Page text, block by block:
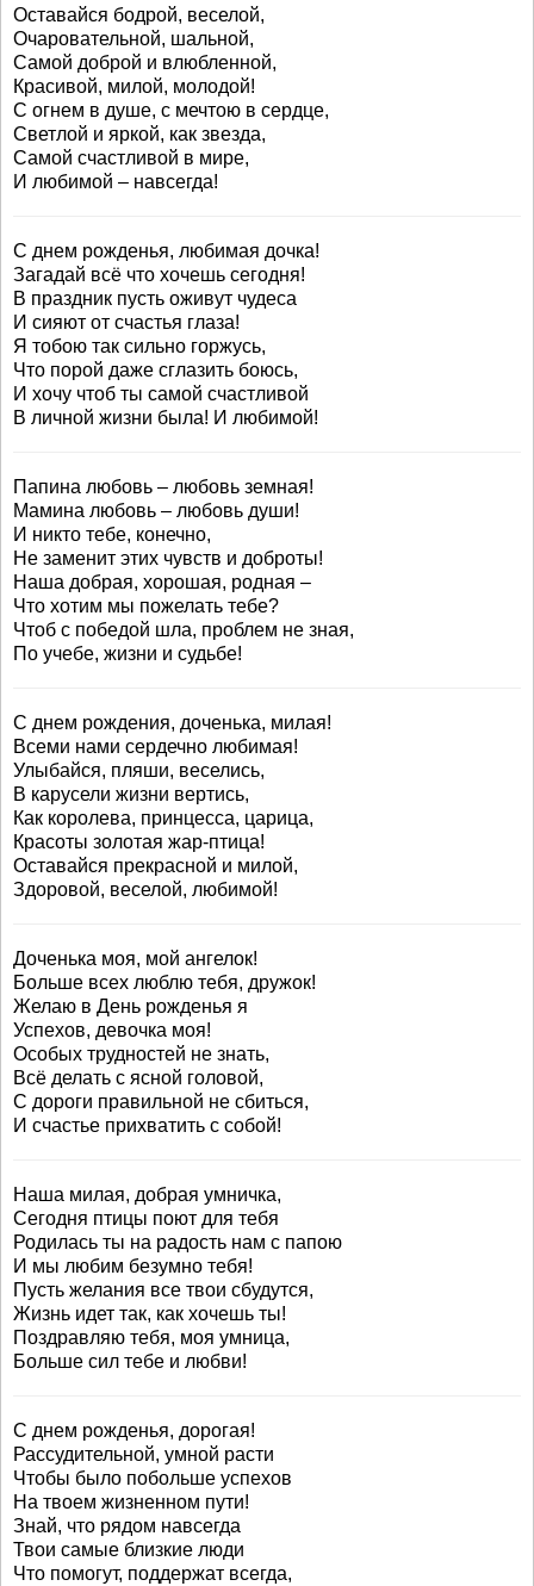
Оставайся бодрой, веселой,
Очаровательной, шальной,
Самой доброй и влюбленной,
Красивой, милой, молодой!
С огнем в душе, с мечтою в сердце,
Светлой и яркой, как звезда,
Самой счастливой в мире,
И любимой – навсегда!
С днем рожденья, любимая дочка!
Загадай всё что хочешь сегодня!
В праздник пусть оживут чудеса
И сияют от счастья глаза!
Я тобою так сильно горжусь,
Что порой даже сглазить боюсь,
И хочу чтоб ты самой счастливой
В личной жизни была! И любимой!
Папина любовь – любовь земная!
Мамина любовь – любовь души!
И никто тебе, конечно,
Не заменит этих чувств и доброты!
Наша добрая, хорошая, родная –
Что хотим мы пожелать тебе?
Чтоб с победой шла, проблем не зная,
По учебе, жизни и судьбе!
С днем рождения, доченька, милая!
Всеми нами сердечно любимая!
Улыбайся, пляши, веселись,
В карусели жизни вертись,
Как королева, принцесса, царица,
Красоты золотая жар-птица!
Оставайся прекрасной и милой,
Здоровой, веселой, любимой!
Доченька моя, мой ангелок!
Больше всех люблю тебя, дружок!
Желаю в День рожденья я
Успехов, девочка моя!
Особых трудностей не знать,
Всё делать с ясной головой,
С дороги правильной не сбиться,
И счастье прихватить с собой!
Наша милая, добрая умничка,
Сегодня птицы поют для тебя
Родилась ты на радость нам с папою
И мы любим безумно тебя!
Пусть желания все твои сбудутся,
Жизнь идет так, как хочешь ты!
Поздравляю тебя, моя умница,
Больше сил тебе и любви!
С днем рожденья, дорогая!
Рассудительной, умной расти
Чтобы было побольше успехов
На твоем жизненном пути!
Знай, что рядом навсегда
Твои самые близкие люди
Что помогут, поддержат всегда,